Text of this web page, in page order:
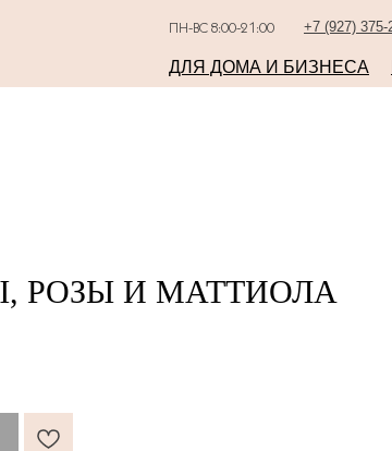
ПН-ВС 8:00-21:00 +7 (927) 375-
ДЛЯ ДОМА И БИЗНЕСА
РОЗЫ И МАТТИОЛА